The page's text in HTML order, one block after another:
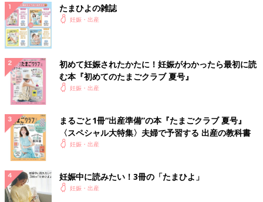
たまひよの雑誌
妊娠・出産
初めて妊娠されたかたに！妊娠がわかったら最初に読
む本『初めてのたまごクラブ 夏号』
妊娠・出産
まるごと1冊“出産準備”の本『たまごクラブ 夏号』
〈スペシャル大特集〉夫婦で予習する 出産の教科書
妊娠・出産
妊娠中に読みたい！3冊の「たまひよ」
妊娠・出産